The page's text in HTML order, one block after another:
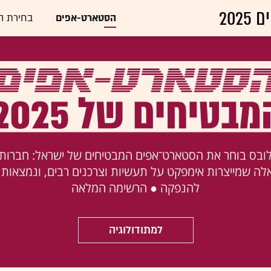
הסטארט-אפים בחירת
ה־19 שגלובס בוחר את הסטארט־אפים המבטיחים של ישראל:
שמייצרות אימפקט על תעשיות וצרכנים רבים,
להנפקה ● הרשימה המלאה
למתודולוגיה